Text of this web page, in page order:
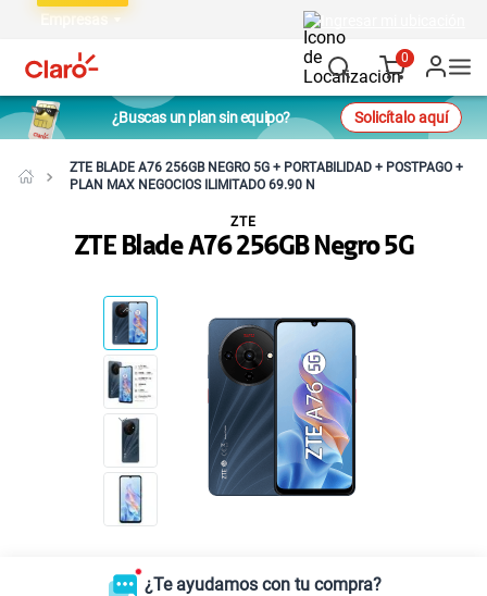
Empresas
0
¿Buscas un plan sin equipo? Solicítalo aquí
ZTE BLADE A76 256GB NEGRO 5G + PORTABILIDAD + POSTPAGO +
PLAN MAX NEGOCIOS ILIMITADO 69.90 N
ZTE Blade A76 256GB Negro 5G
ZTE
¿Te ayudamos con tu compra?